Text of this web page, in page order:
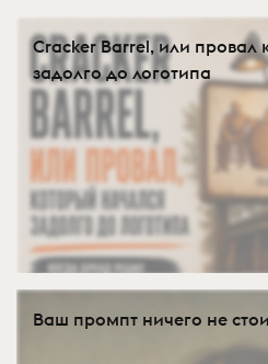
Cracker Barrel, или провал
задолго до логотипа
Ваш промпт ничего не